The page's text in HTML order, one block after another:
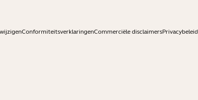
ConformiteitsverklaringenCommerciële disclaimersPrivacybeleid